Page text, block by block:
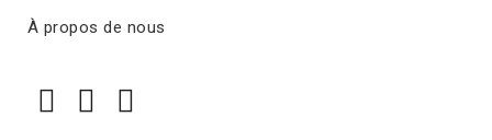
À propos de nous